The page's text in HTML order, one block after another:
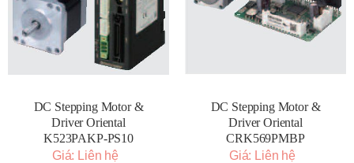
DC Stepping Motor &
Driver Oriental
K523PAKP-PS10
Giá: Liên hệ
DC Stepping Motor &
Driver Oriental
CRK569PMBP
Giá: Liên hệ